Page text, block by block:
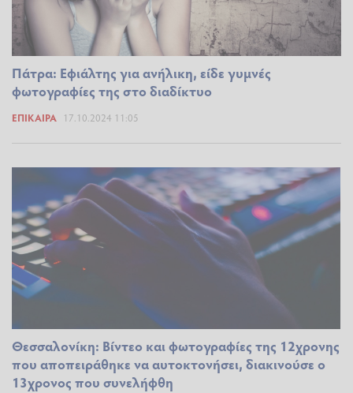
Πάτρα: Εφιάλτης για ανήλικη, είδε γυμνές
φωτογραφίες της στο διαδίκτυο
ΕΠΊΚΑΙΡΑ 17.10.2024 11:05
Θεσσαλονίκη: Βίντεο και φωτογραφίες της 12χρονης
που αποπειράθηκε να αυτοκτονήσει, διακινούσε ο
13χρονος που συνελήφθη